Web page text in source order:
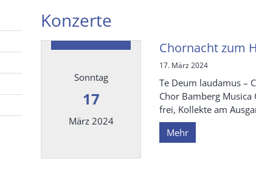
Konzerte
Sonntag
17
März 2024
Chornacht zum
17. März 2024
Te Deum laudamus –
Chor Bamberg
frei, Kollekte am
Mehr